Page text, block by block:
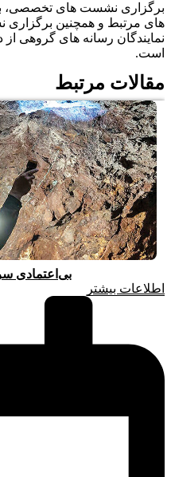
برگزاری نشست های تخصصی،
های مرتبط و همچنین
نمایندگان رسانه های گروهی از
است.
مقالات مرتبط
بی‌اعتمادی
اطلاعات بیشتر